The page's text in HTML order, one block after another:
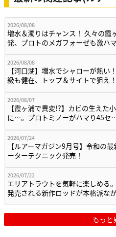
2026/08/08
増水＆濁りはチャンス！ 久々の霞
発、プロトのメガフォーゼも激ハ
2026/08/08
【河口湖】増水でシャローが熱い
級も健在、トップ＆サイトで狙え
2026/08/07
【霞ヶ浦で異変!?】カビの生えた
に…。プロトミノーがハマり45セ
2026/07/24
【ルアーマガジン9月号】令和の
ーターテクニック発売！
2026/07/22
エリアトラウトを気軽に楽しめる
発売される新作ロッドが本格派な
もっと